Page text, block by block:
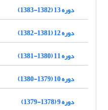
دوره 13 (1382-1383)
دوره 12 (1381-1382)
دوره 11 (1380-1381)
دوره 10 (1379-1380)
دوره 9 (1378-1379)